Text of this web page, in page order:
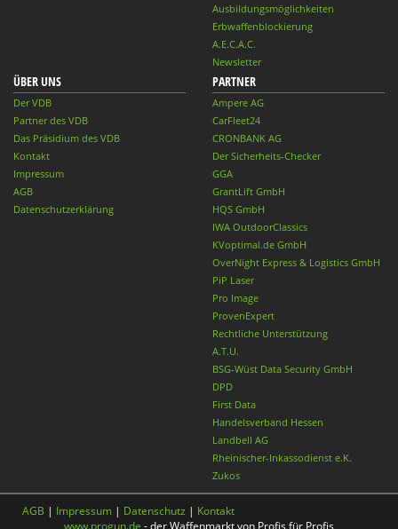
Ausbildungsmöglichkeiten
Erbwaffenblockierung
A.E.C.A.C.
Newsletter
ÜBER UNS
Der VDB
Partner des VDB
Das Präsidium des VDB
Kontakt
Impressum
AGB
Datenschutzerklärung
PARTNER
Ampere AG
CarFleet24
CRONBANK AG
Der Sicherheits-Checker
GGA
GrantLift GmbH
HQS GmbH
IWA OutdoorClassics
KVoptimal.de GmbH
OverNight Express & Logistics GmbH
PiP Laser
Pro Image
ProvenExpert
Rechtliche Unterstützung
A.T.U.
BSG-Wüst Data Security GmbH
DPD
First Data
Handelsverband Hessen
Landbell AG
Rheinischer-Inkassodienst e.K.
Zukos
AGB | Impressum | Datenschutz | Kontakt
www.progun.de - der Waffenmarkt von Profis für Profis